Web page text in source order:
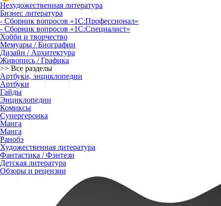
Нехудожественная литература
Бизнес литература
- Сборник вопросов «1С:Профессионал»
- Сборник вопросов «1С:Специалист»
Хобби и творчество
Мемуары / Биографии
Дизайн / Архитектура
Живопись / Графика
>> Все разделы
Артбуки, энциклопедии
Артбуки
Гайды
Энциклопедии
Комиксы
Супергероика
Манга
Манга
Ранобэ
Художественная литература
Фантастика / Фэнтези
Детская литература
Обзоры и рецензии